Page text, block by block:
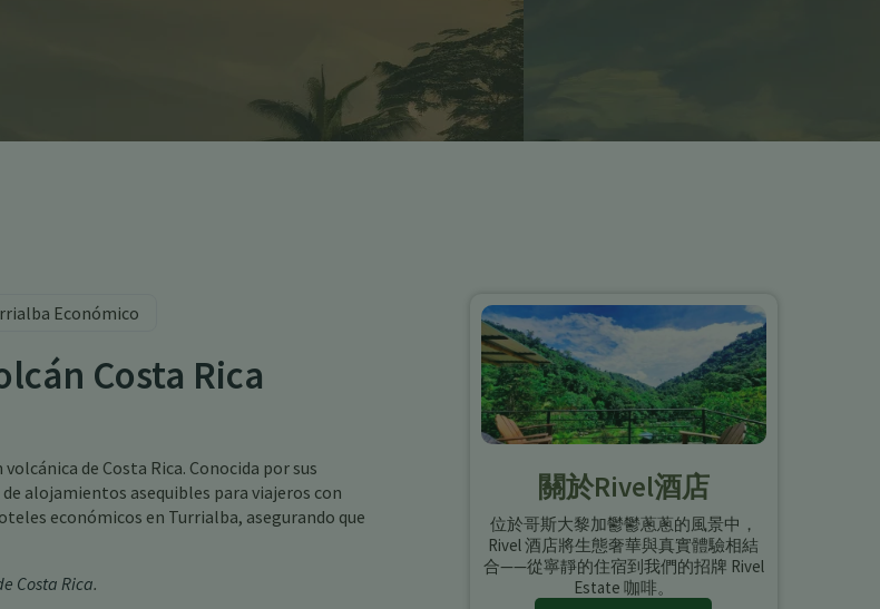
Económico
Costa Rica
de Costa Rica. Conocida por sus
alojamientos asequibles para viajeros con
económicos en Turrialba, asegurando que
Costa Rica.
關於Rivel酒店
位於哥斯大黎加鬱鬱蔥蔥的風景中，
Rivel 酒店將生態奢華與真實體驗相結
合——從寧靜的住宿到我們的招牌 Rivel
Estate 咖啡。